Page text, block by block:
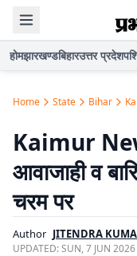
होमझारखण्डबिहारउत्तर प्रदेश
Home State Bihar
Kaimur
आवाजाही व
चरम पर
Author JITENDRA
UPDATED:SUN, 7 JUN